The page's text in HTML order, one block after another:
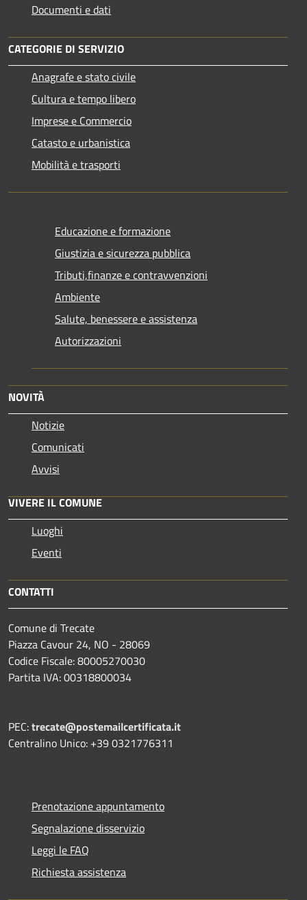
Documenti e dati
CATEGORIE DI SERVIZIO
Anagrafe e stato civile
Cultura e tempo libero
Imprese e Commercio
Catasto e urbanistica
Mobilità e trasporti
Educazione e formazione
Giustizia e sicurezza pubblica
Tributi,finanze e contravvenzioni
Ambiente
Salute, benessere e assistenza
Autorizzazioni
NOVITÀ
Notizie
Comunicati
Avvisi
VIVERE IL COMUNE
Luoghi
Eventi
CONTATTI
Comune di Trecate
Piazza Cavour 24, NO - 28069
Codice Fiscale: 80005270030
Partita IVA: 00318800034
PEC:trecate@postemailcertificata.it
Centralino Unico: +39 0321776311
Prenotazione appuntamento
Segnalazione disservizio
Leggi le FAQ
Richiesta assistenza